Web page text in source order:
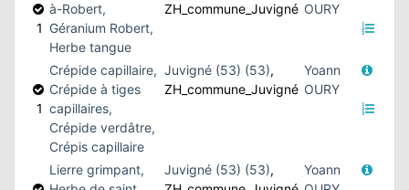
1
à-Robert,
Géranium Robert,
Herbe tangue
ZH_commune_Juvigné OURY
1
Crépide capillaire,
Crépide à tiges
capillaires,
Crépide verdâtre,
Crépis capillaire
Juvigné (53) (53),
ZH_commune_Juvigné
Yoann
OURY
Lierre grimpant,
Juvigné (53) (53),
Yoann